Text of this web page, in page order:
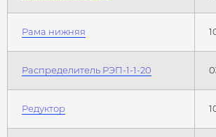
Рама нижняя
Распределитель РЭП-1-1-20
Редуктор